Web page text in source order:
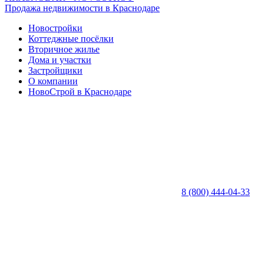
Продажа недвижимости в Краснодаре
Новостройки
Коттеджные посёлки
Вторичное жилье
Дома и участки
Застройщики
О компании
НовоСтрой в Краснодаре
8 (800) 444-04-33